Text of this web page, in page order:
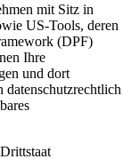
mit Sitz in
US-Tools, deren
(DPF)
Ihre
und dort
datenschutzrechtlich